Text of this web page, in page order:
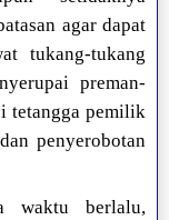
agar dapat
tukang-tukang
preman-
tetangga pemilik
penyerobotan
waktu berlalu,